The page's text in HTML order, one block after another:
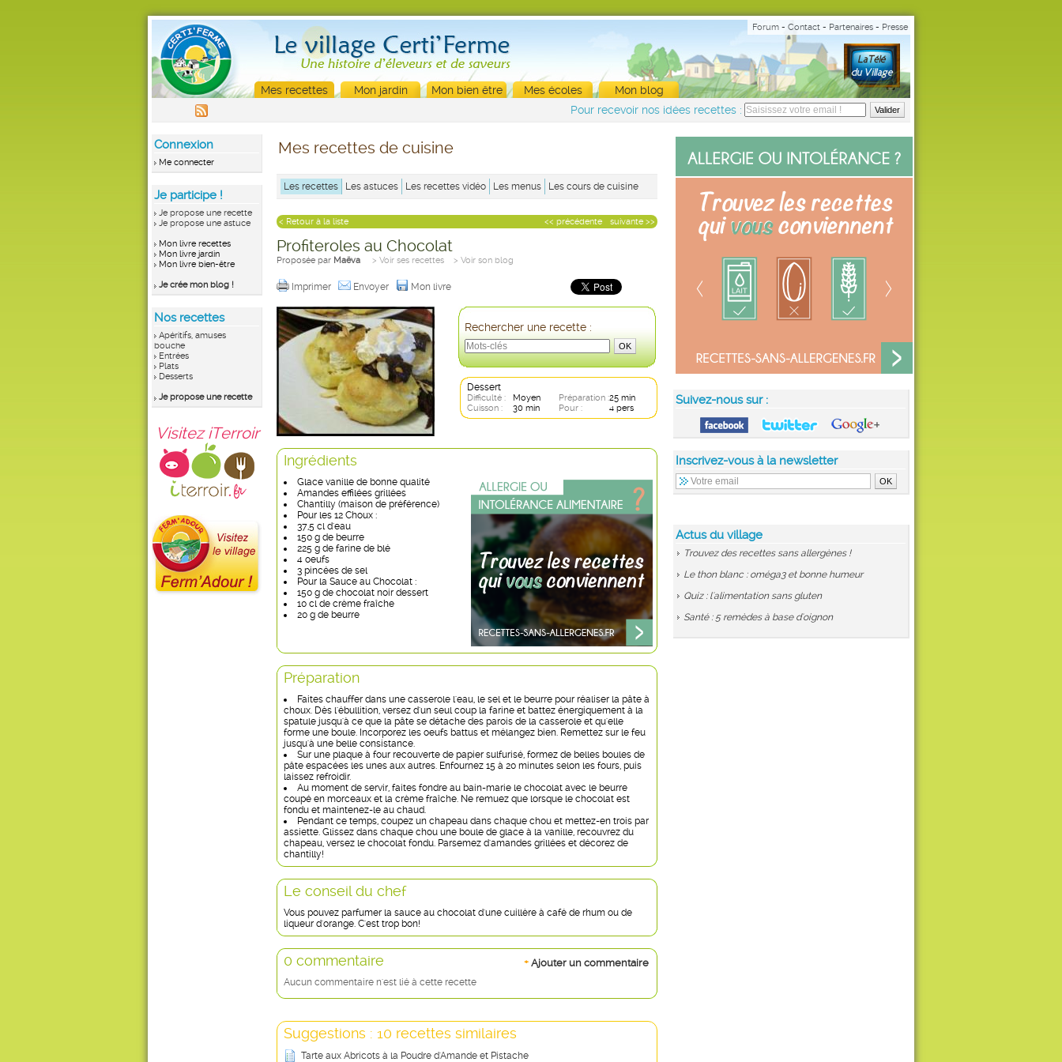
Forum - Contact - Partenaires - Presse
Mes recettes Mon jardin Mon bien être Mes écoles
Mon blog
Pour recevoir nos idées recettes :
Connexion
Me connecter
Je participe !
Je propose une recette
Je propose une astuce
Mon livre recettes
Mon livre jardin
Mon livre bien-être
Je crée mon blog !
Nos recettes
Apéritifs, amuses
bouche
Entrées
Plats
Desserts
Je propose une recette
Visitez iTerroir
Suivez-nous sur :
Inscrivez-vous à la newsletter
Actus du village
Trouvez des recettes sans allergènes !
Le thon blanc : oméga3 et bonne humeur
Quiz : l'alimentation sans gluten
Santé : 5 remèdes à base d'oignon
Mes recettes de cuisine
Les recettes Les astuces Les recettes vidéo Les menus Les cours de cuisine
suivante >>
<< précédente
< Retour à la liste
Profiteroles au Chocolat
Proposée par Maëva > Voir ses recettes > Voir son blog
Imprimer Envoyer Mon livre
Rechercher une recette :
Dessert
Difficulté : Moyen Préparation :25 min
Cuisson :
30 min Pour : 4 pers
Ingrédients
Glace vanille de bonne qualité
Amandes effilées grillées
Chantilly (maison de préférence)
Pour les 12 Choux :
37,5 cl d'eau
150 g de beurre
225 g de farine de blé
4 oeufs
3 pincées de sel
Pour la Sauce au Chocolat :
150 g de chocolat noir dessert
10 cl de crème fraîche
20 g de beurre
Préparation
Faites chauffer dans une casserole l'eau, le sel et le beurre pour réaliser la pâte à
choux. Dès l'ébullition, versez d'un seul coup la farine et battez énergiquement à la
spatule jusqu'à ce que la pâte se détache des parois de la casserole et qu'elle
forme une boule. Incorporez les oeufs battus et mélangez bien. Remettez sur le feu
jusqu'à une belle consistance.
Sur une plaque à four recouverte de papier sulfurisé, formez de belles boules de
pâte espacées les unes aux autres. Enfournez 15 à 20 minutes selon les fours, puis
laissez refroidir.
Au moment de servir, faites fondre au bain-marie le chocolat avec le beurre
coupé en morceaux et la crème fraîche. Ne remuez que lorsque le chocolat est
fondu et maintenez-le au chaud.
Pendant ce temps, coupez un chapeau dans chaque chou et mettez-en trois par
assiette. Glissez dans chaque chou une boule de glace à la vanille, recouvrez du
chapeau, versez le chocolat fondu. Parsemez d'amandes grillées et décorez de
chantilly!
Le conseil du chef
Vous pouvez parfumer la sauce au chocolat d'une cuillère à café de rhum ou de
liqueur d'orange. C'est trop bon!
+ Ajouter un commentaire
0 commentaire
Aucun commentaire n'est lié à cette recette
Suggestions : 10 recettes similaires
Tarte aux Abricots à la Poudre d'Amande et Pistache